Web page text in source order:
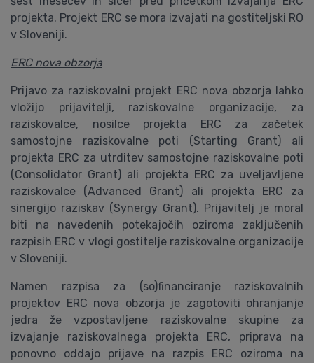
projekta. Projekt ERC se mora izvajati na gostiteljski RO
v Sloveniji.
ERC nova obzorja
Prijavo za raziskovalni projekt ERC nova obzorja lahko
vložijo prijavitelji, raziskovalne organizacije, za
raziskovalce, nosilce projekta ERC za začetek
samostojne raziskovalne poti (Starting Grant) ali
projekta ERC za utrditev samostojne raziskovalne poti
(Consolidator Grant) ali projekta ERC za uveljavljene
raziskovalce (Advanced Grant) ali projekta ERC za
sinergijo raziskav (Synergy Grant). Prijavitelj je moral
biti na navedenih potekajočih oziroma zaključenih
razpisih ERC v vlogi gostitelje raziskovalne organizacije
v Sloveniji.
Namen razpisa za (so)financiranje raziskovalnih
projektov ERC nova obzorja je zagotoviti ohranjanje
jedra že vzpostavljene raziskovalne skupine za
izvajanje raziskovalnega projekta ERC, priprava na
ponovno oddajo prijave na razpis ERC oziroma na